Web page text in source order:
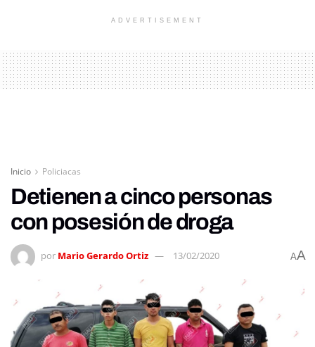
ADVERTISEMENT
Inicio Policiacas
Detienen a cinco personas
con posesión de droga
por Mario Gerardo Ortiz 13/02/2020 AA